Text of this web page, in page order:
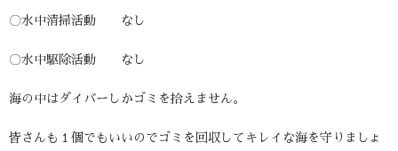
〇水中清掃活動 なし
〇水中駆除活動 なし
海の中はダイバーしかゴミを拾えません。
皆さんも１個でもいいのでゴミを回収してキレイな海を守りましょ